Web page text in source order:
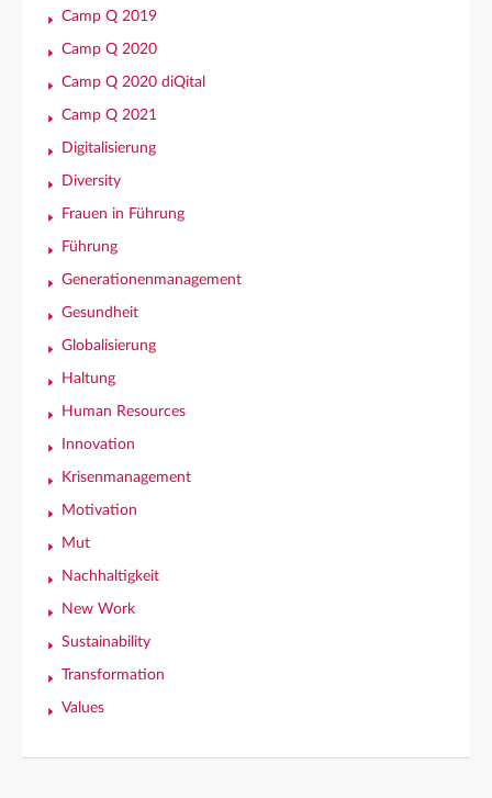
Camp Q 2019
Camp Q 2020
Camp Q 2020 diQital
Camp Q 2021
Digitalisierung
Diversity
Frauen in Führung
Führung
Generationenmanagement
Gesundheit
Globalisierung
Haltung
Human Resources
Innovation
Krisenmanagement
Motivation
Mut
Nachhaltigkeit
New Work
Sustainability
Transformation
Values